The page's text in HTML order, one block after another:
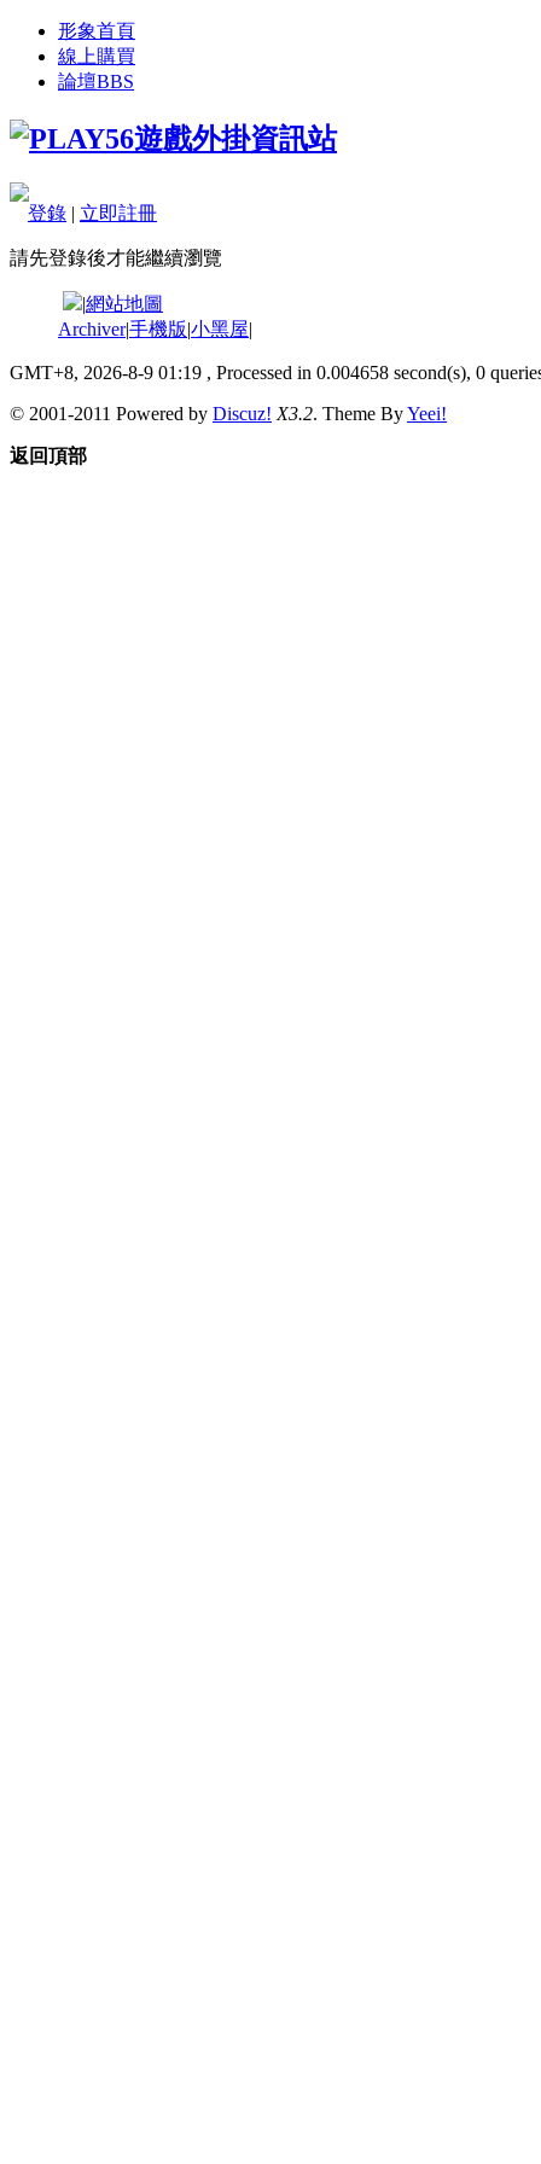
形象首頁
線上購買
論壇BBS
登錄 | 立即註冊
請先登錄後才能繼續瀏覽
|網站地圖
Archiver|手機版|小黑屋|
GMT+8, 2026-8-9 01:19 , Processed in 0.004658 second(s), 0
© 2001-2011 Powered by Discuz! X3.2. Theme ByYeei!
返回頂部